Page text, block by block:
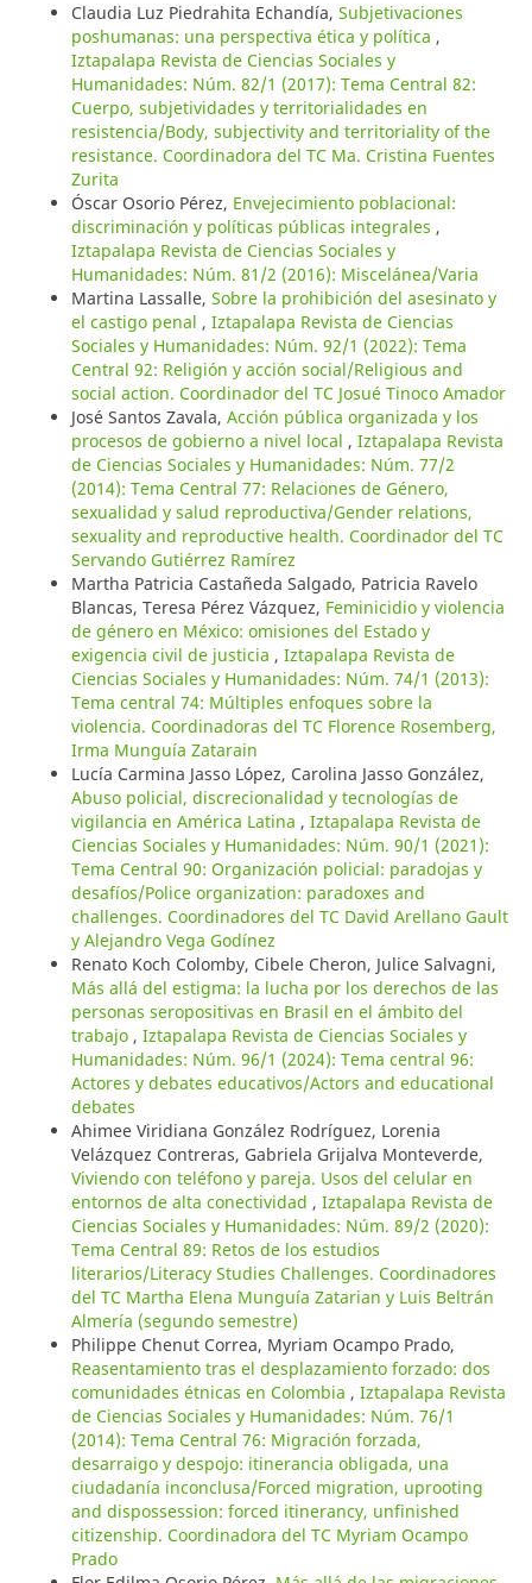
Claudia Luz Piedrahita Echandía, Subjetivaciones
poshumanas: una perspectiva ética y política ,
Iztapalapa Revista de Ciencias Sociales y
Humanidades: Núm. 82/1 (2017): Tema Central 82:
Cuerpo, subjetividades y territorialidades en
resistencia/Body, subjectivity and territoriality of the
resistance. Coordinadora del TC Ma. Cristina Fuentes
Zurita
Óscar Osorio Pérez, Envejecimiento poblacional:
discriminación y políticas públicas integrales ,
Iztapalapa Revista de Ciencias Sociales y
Humanidades: Núm. 81/2 (2016): Miscelánea/Varia
Martina Lassalle, Sobre la prohibición del asesinato y
el castigo penal , Iztapalapa Revista de Ciencias
Sociales y Humanidades: Núm. 92/1 (2022): Tema
Central 92: Religión y acción social/Religious and
social action. Coordinador del TC Josué Tinoco Amador
José Santos Zavala, Acción pública organizada y los
procesos de gobierno a nivel local , Iztapalapa Revista
de Ciencias Sociales y Humanidades: Núm. 77/2
(2014): Tema Central 77: Relaciones de Género,
sexualidad y salud reproductiva/Gender relations,
sexuality and reproductive health. Coordinador del TC
Servando Gutiérrez Ramírez
Martha Patricia Castañeda Salgado, Patricia Ravelo
Blancas, Teresa Pérez Vázquez, Feminicidio y violencia
de género en México: omisiones del Estado y
exigencia civil de justicia , Iztapalapa Revista de
Ciencias Sociales y Humanidades: Núm. 74/1 (2013):
Tema central 74: Múltiples enfoques sobre la
violencia. Coordinadoras del TC Florence Rosemberg,
Irma Munguía Zatarain
Lucía Carmina Jasso López, Carolina Jasso González,
Abuso policial, discrecionalidad y tecnologías de
vigilancia en América Latina , Iztapalapa Revista de
Ciencias Sociales y Humanidades: Núm. 90/1 (2021):
Tema Central 90: Organización policial: paradojas y
desafíos/Police organization: paradoxes and
challenges. Coordinadores del TC David Arellano Gault
y Alejandro Vega Godínez
Renato Koch Colomby, Cibele Cheron, Julice Salvagni,
Más allá del estigma: la lucha por los derechos de las
personas seropositivas en Brasil en el ámbito del
trabajo , Iztapalapa Revista de Ciencias Sociales y
Humanidades: Núm. 96/1 (2024): Tema central 96:
Actores y debates educativos/Actors and educational
debates
Ahimee Viridiana González Rodríguez, Lorenia
Velázquez Contreras, Gabriela Grijalva Monteverde,
Viviendo con teléfono y pareja. Usos del celular en
entornos de alta conectividad , Iztapalapa Revista de
Ciencias Sociales y Humanidades: Núm. 89/2 (2020):
Tema Central 89: Retos de los estudios
literarios/Literacy Studies Challenges. Coordinadores
del TC Martha Elena Munguía Zatarian y Luis Beltrán
Almería (segundo semestre)
Philippe Chenut Correa, Myriam Ocampo Prado,
Reasentamiento tras el desplazamiento forzado: dos
comunidades étnicas en Colombia , Iztapalapa Revista
de Ciencias Sociales y Humanidades: Núm. 76/1
(2014): Tema Central 76: Migración forzada,
desarraigo y despojo: itinerancia obligada, una
ciudadanía inconclusa/Forced migration, uprooting
and dispossession: forced itinerancy, unfinished
citizenship. Coordinadora del TC Myriam Ocampo
Prado